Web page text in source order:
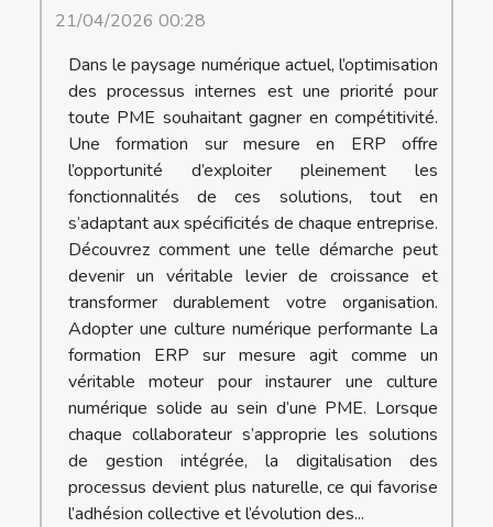
21/04/2026 00:28
Dans le paysage numérique actuel, l’optimisation
des processus internes est une priorité pour
toute PME souhaitant gagner en compétitivité.
Une formation sur mesure en ERP offre
l’opportunité d’exploiter pleinement les
fonctionnalités de ces solutions, tout en
s’adaptant aux spécificités de chaque entreprise.
Découvrez comment une telle démarche peut
devenir un véritable levier de croissance et
transformer durablement votre organisation.
Adopter une culture numérique performante La
formation ERP sur mesure agit comme un
véritable moteur pour instaurer une culture
numérique solide au sein d’une PME. Lorsque
chaque collaborateur s’approprie les solutions
de gestion intégrée, la digitalisation des
processus devient plus naturelle, ce qui favorise
l’adhésion collective et l’évolution des...